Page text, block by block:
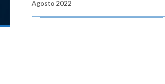
Agosto 2022